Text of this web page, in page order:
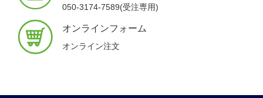
050-3174-7589(受注専用)
オンラインフォーム
オンライン注文